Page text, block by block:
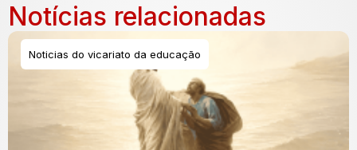
Notícias relacionadas
Noticias do vicariato da educação